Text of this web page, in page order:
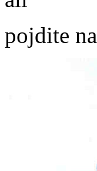
pojdite na